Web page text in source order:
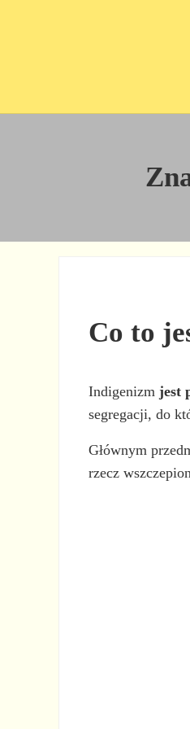
Co to
Indigenizmjest
segregacji, do
Głównym
rzecz